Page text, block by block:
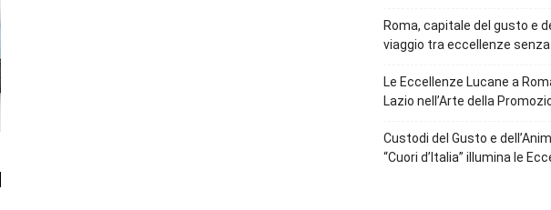
Roma, capitale del gusto e
viaggio tra eccellenze
Le Eccellenze Lucane a
Lazio nell’Arte della
Custodi del Gusto e
“Cuori d’Italia” illumina le